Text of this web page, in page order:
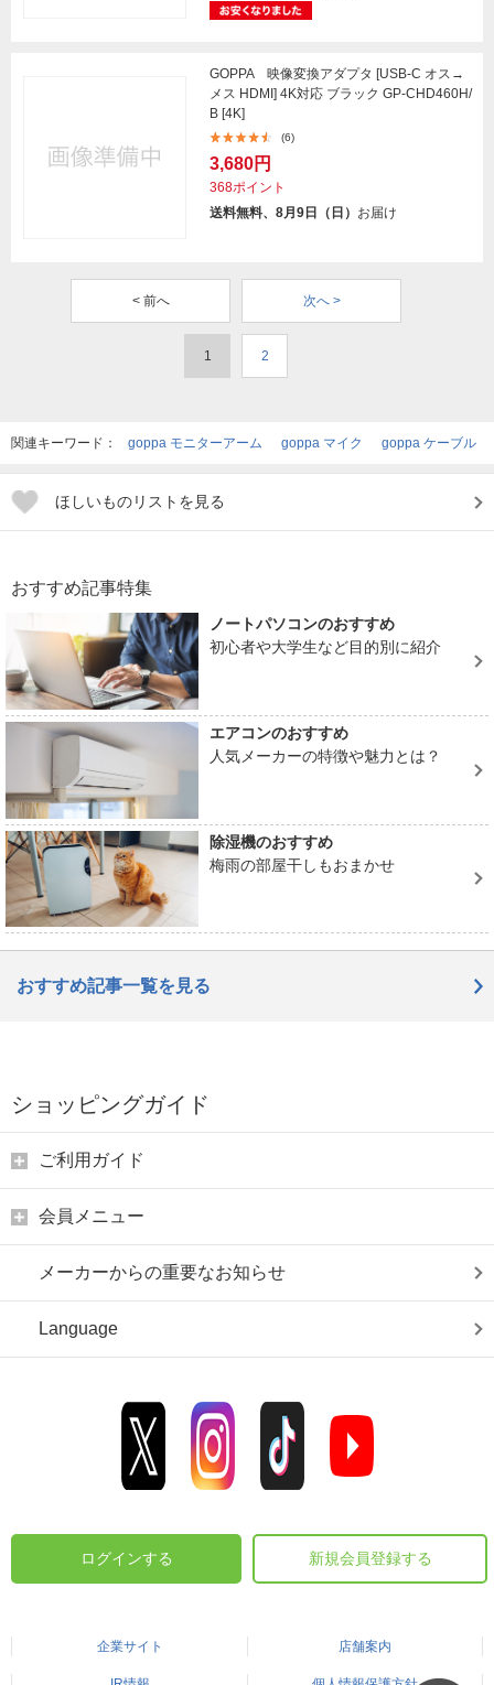
GOPPA 映像変換アダプタ [USB-C オス→
メス HDMI] 4K対応 ブラック GP-CHD460H/
B [4K]
(6)
3,680円
368ポイント
送料無料、8月9日（日） お届け
< 前へ 次へ >
1 2
関連キーワード： goppa モニターアーム goppa マイク goppa ケーブル
ほしいものリストを見る
おすすめ記事特集
ノートパソコンのおすすめ
初心者や大学生など目的別に紹介
エアコンのおすすめ
人気メーカーの特徴や魅力とは？
除湿機のおすすめ
梅雨の部屋干しもおまかせ
おすすめ記事一覧を見る
ショッピングガイド
ご利用ガイド
会員メニュー
メーカーからの重要なお知らせ
Language
ログインする 新規会員登録する
企業サイト 店舗案内